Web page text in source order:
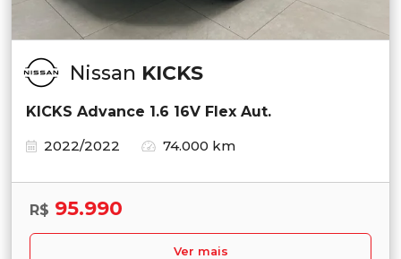
Nissan KICKS
KICKS Advance 1.6 16V Flex Aut.
2022/2022
74.000 km
R$ 95.990
Ver mais